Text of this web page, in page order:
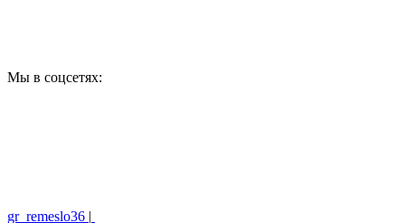
Мы в соцсетях:
gr_remeslo36 |